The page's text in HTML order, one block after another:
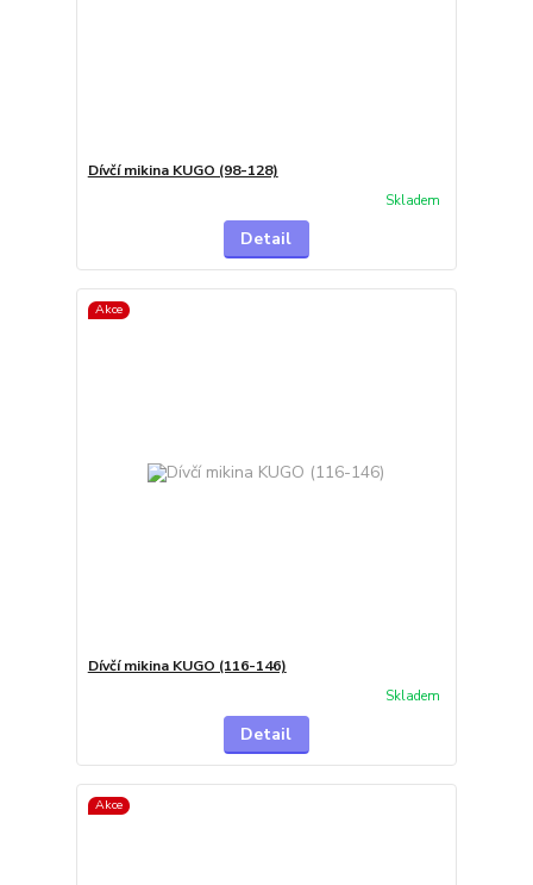
Dívčí mikina KUGO (98-128)
Skladem
Detail
Akce
Dívčí mikina KUGO (116-146)
Skladem
Detail
Akce